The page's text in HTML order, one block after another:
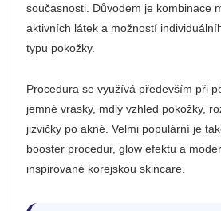
současnosti. Důvodem je kombinace
aktivních látek a možností
typu pokožky.
Procedura se využívá především při
jemné vrásky, mdlý vzhled pokožky,
jizvičky po akné. Velmi populární je
booster procedur, glow efektu a
inspirované korejskou skincare.